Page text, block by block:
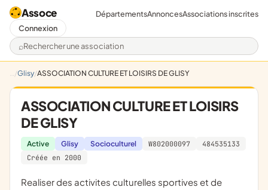
Assoce
Rechercher une association
DépartementsAnnoncesAssociations inscrites
Connexion
Glisy ASSOCIATION CULTURE ET LOISIRS DE GLISY
ASSOCIATION CULTURE ET LOISIRS
DE GLISY
Active Glisy Socioculturel W802000097
484535133
Créée en 2000
Realiser des activites culturelles sportives et de